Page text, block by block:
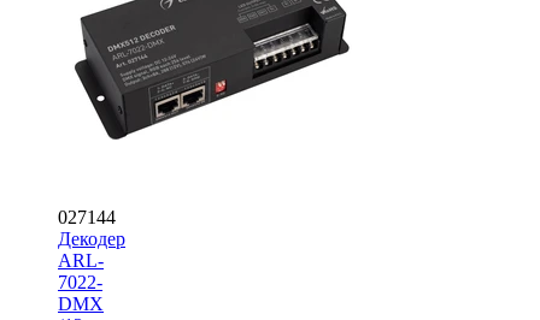
027144
Декодер
ARL-
7022-
DMX